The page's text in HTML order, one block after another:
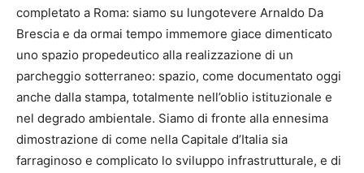
completato a Roma: siamo su lungotevere Arnaldo Da
Brescia e da ormai tempo immemore giace dimenticato
uno spazio propedeutico alla realizzazione di un
parcheggio sotterraneo: spazio, come documentato oggi
anche dalla stampa, totalmente nell’oblio istituzionale e
nel degrado ambientale. Siamo di fronte alla ennesima
dimostrazione di come nella Capitale d’Italia sia
farraginoso e complicato lo sviluppo infrastrutturale, e di